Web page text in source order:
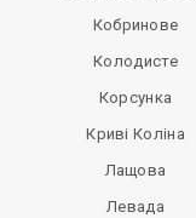
Кобринове
Колодисте
Корсунка
Криві Коліна
Лащова
Левада